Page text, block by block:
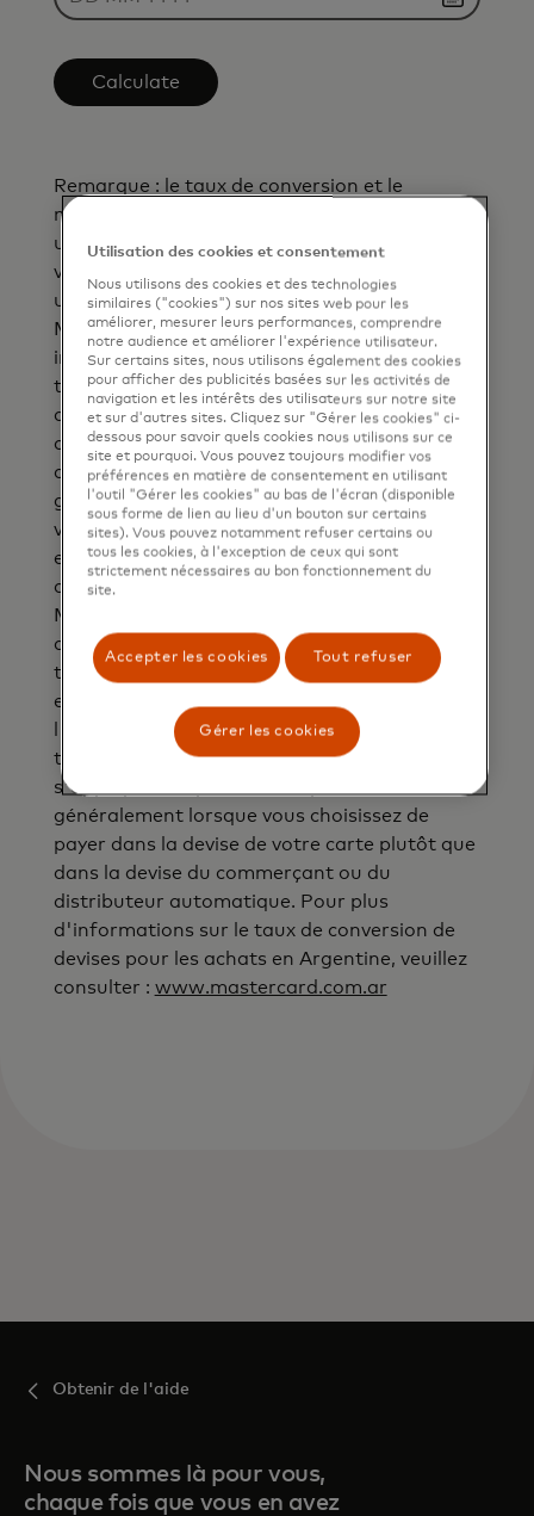
Calculate
Remarque : le taux de conversion et le
montant converti sont donnés à titre indicatif
uniquement et incluent les frais bancaires que
vous avez saisis. Votre banque peut ou non
utiliser les taux de conversion de devises
Mastercard pour vous facturer et peut
imposer des frais supplémentaires liés aux
transactions en devises étrangères. Les taux
de conversion de devises sont spécifiques à la
date et à l'heure auxquelles votre banque
autorise la transaction (ce qui se produit
généralement au point de
vente/d'interaction). Si Mastercard n'est pas
en mesure d'appliquer le taux de conversion
de devises au moment de l'autorisation,
Mastercard appliquera le taux de conversion
de devises à la date et à l'heure auxquelles la
transaction est traitée. Si votre transaction
est convertie par le commerçant ou
l'opérateur du distributeur automatique, les
taux de conversion de devises Mastercard ne
s'appliqueront pas. Cela se produit
généralement lorsque vous choisissez de
payer dans la devise de votre carte plutôt que
dans la devise du commerçant ou du
distributeur automatique. Pour plus
d'informations sur le taux de conversion de
devises pour les achats en Argentine, veuillez
consulter : www.mastercard.com.ar
Obtenir de l'aide
Nous sommes là pour vous,
chaque fois que vous en avez
Utilisation des cookies et consentement
Nous utilisons des cookies et des technologies
similaires ("cookies") sur nos sites web pour les
améliorer, mesurer leurs performances, comprendre
notre audience et améliorer l'expérience utilisateur.
Sur certains sites, nous utilisons également des cookies
pour afficher des publicités basées sur les activités de
navigation et les intérêts des utilisateurs sur notre site
et sur d'autres sites. Cliquez sur "Gérer les cookies" ci-
dessous pour savoir quels cookies nous utilisons sur ce
site et pourquoi. Vous pouvez toujours modifier vos
préférences en matière de consentement en utilisant
l'outil "Gérer les cookies" au bas de l'écran (disponible
sous forme de lien au lieu d'un bouton sur certains
sites). Vous pouvez notamment refuser certains ou
tous les cookies, à l'exception de ceux qui sont
strictement nécessaires au bon fonctionnement du
site.
Accepter les cookies Tout refuser
Gérer les cookies